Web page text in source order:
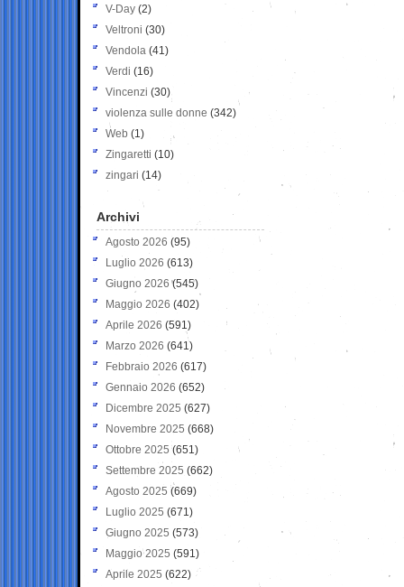
V-Day (2)
Veltroni (30)
Vendola (41)
Verdi (16)
Vincenzi (30)
violenza sulle donne (342)
Web (1)
Zingaretti (10)
zingari (14)
Archivi
Agosto 2026 (95)
Luglio 2026 (613)
Giugno 2026 (545)
Maggio 2026 (402)
Aprile 2026 (591)
Marzo 2026 (641)
Febbraio 2026 (617)
Gennaio 2026 (652)
Dicembre 2025 (627)
Novembre 2025 (668)
Ottobre 2025 (651)
Settembre 2025 (662)
Agosto 2025 (669)
Luglio 2025 (671)
Giugno 2025 (573)
Maggio 2025 (591)
Aprile 2025 (622)